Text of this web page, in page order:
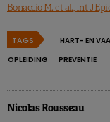
Bonaccio M. et al., Int J
TAGS HART- EN
OPLEIDING
PREVENTIE
Nicolas Rousseau